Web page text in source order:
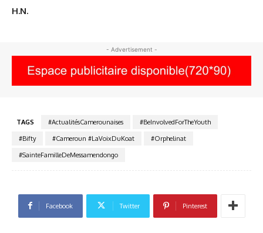
H.N.
- Advertisement -
TAGS #ActualitésCamerounaises
#BeInvolvedForTheYouth
#Bifty
#Cameroun #LaVoixDuKoat
#Orphelinat
#SainteFamilleDeMessamendongo
Facebook Twitter Pinterest